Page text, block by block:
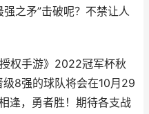
之矛”击破呢？不禁让人
权手游》2022冠军杯秋
8强的球队将会在10月29
逢，勇者胜！期待各支战